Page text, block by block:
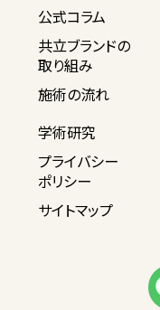
公式コラム
共立ブランドの
取り組み
施術の流れ
学術研究
プライバシー
ポリシー
サイトマップ